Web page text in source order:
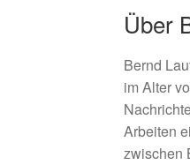
Über
Bernd
im Alter
Arbeiten
zwischen